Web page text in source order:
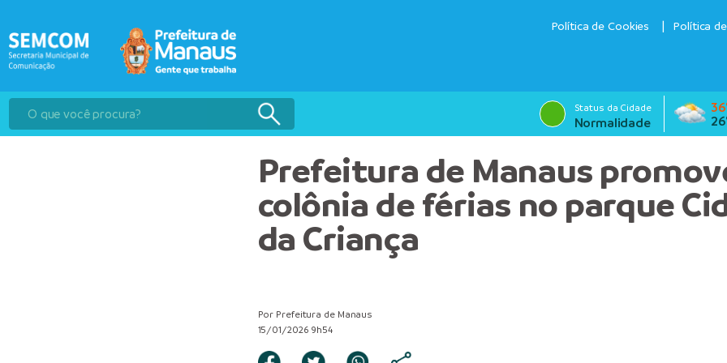
Política de Cookies Política
Status da Cidade
Normalidade
Prefeitura de Manaus
colônia de férias no parque
da Criança
Por Prefeitura de Manaus
15/01/2026 9h54